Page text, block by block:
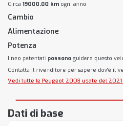
Circa 19000.00 km ogni anno
Cambio
Alimentazione
Potenza
I neo patentati possono guidare questo
Contatta il rivenditore per sapere dov'è il
Vedi tutte le Peugeot 2008 usate del
Dati di base